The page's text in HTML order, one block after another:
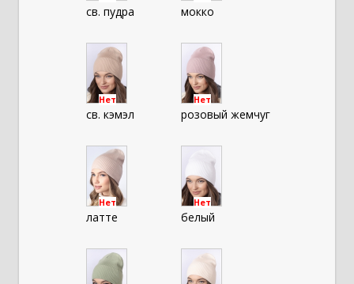
св. пудра мокко
Нет
св. кэмэл
Нет
розовый жемчуг
Нет
латте
Нет
белый